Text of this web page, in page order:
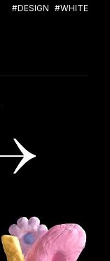
#DESIGN #WHITE